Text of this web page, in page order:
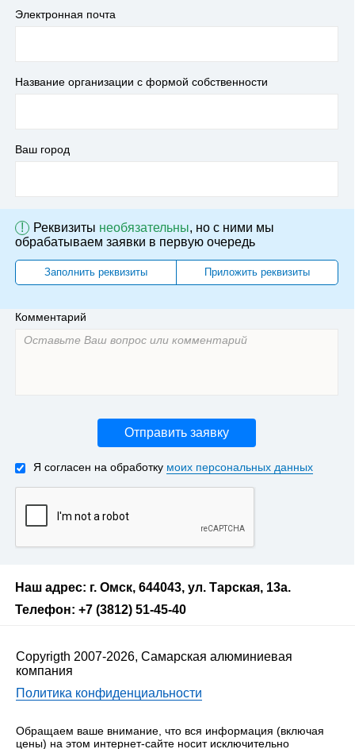
Электронная почта
Название организации с формой собственности
Ваш город
! Реквизиты необязательны, но с ними мы
обрабатываем заявки в первую очередь
Заполнить реквизиты Приложить реквизиты
Комментарий
Отправить заявку
Я согласен на обработку моих персональных данных
Наш адрес: г. Омск, 644043, ул. Тарская, 13а.
Телефон: +7 (3812) 51-45-40
Copyrigth 2007-2026, Самарская алюминиевая
компания
Политика конфиденциальности
Обращаем ваше внимание, что вся информация (включая
цены) на этом интернет-сайте носит исключительно